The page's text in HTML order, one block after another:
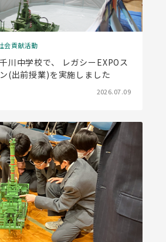
会貢献活動
川中学校で、 レガシーEXPOス
(出前授業)を実施しました
2026.07.09